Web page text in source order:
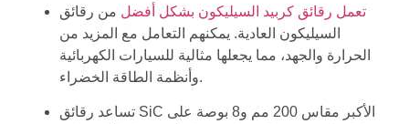
تعمل رقائق كربيد السيليكون بشكل أفضل من رقائق
السيليكون العادية. يمكنهم التعامل مع المزيد من
الحرارة والجهد، مما يجعلها مثالية للسيارات الكهربائية
وأنظمة الطاقة الخضراء.
تساعد رقائق SiC الأكبر مقاس 200 مم و8 بوصة على